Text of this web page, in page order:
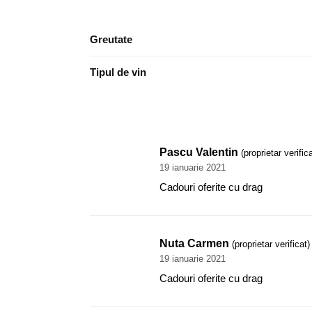
Greutate
Tipul de vin
Pascu Valentin (proprietar
19 ianuarie 2021
Cadouri oferite cu drag
Nuta Carmen (proprietar verificat)
19 ianuarie 2021
Cadouri oferite cu drag